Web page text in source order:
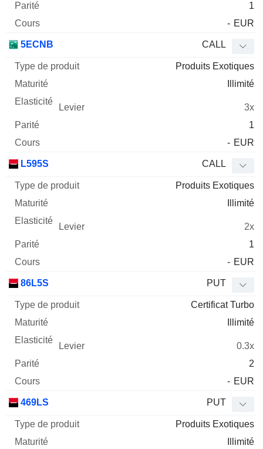
1
- EUR
5ECNB CALL
Produits Exotiques
Illimité
3x
1
- EUR
L595S CALL
Produits Exotiques
Illimité
2x
1
- EUR
86L5S PUT
Certificat Turbo
Illimité
0.3x
2
- EUR
469LS PUT
Produits Exotiques
Illimité